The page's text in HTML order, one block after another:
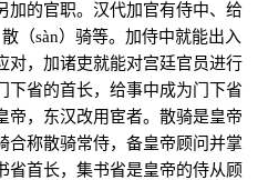
加的官职。汉代加官有侍中、给
（sàn）骑等。加侍中就能出入
对，加诸吏就能对宫廷官员进行
下省的首长，给事中成为门下省
帝，东汉改用宦者。散骑是皇帝
合称散骑常侍，备皇帝顾问并掌
省首长，集书省是皇帝的侍从顾